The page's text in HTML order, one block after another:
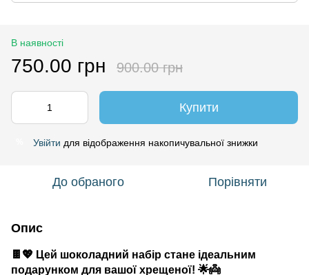
В наявності
750.00 грн 900.00 грн
Купити
Увійти для відображення накопичувальної знижки
До обраного Порівняти
Опис
🍫💖 Цей шоколадний набір стане ідеальним
подарунком для вашої хрещеної! 🌟👼